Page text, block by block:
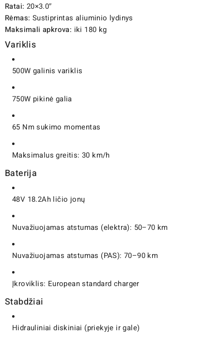
Ratai: 20×3.0″
Rėmas: Sustiprintas aliuminio lydinys
Maksimali apkrova: iki 180 kg
Variklis
500W galinis variklis
750W pikinė galia
65 Nm sukimo momentas
Maksimalus greitis: 30 km/h
Baterija
48V 18.2Ah ličio jonų
Nuvažiuojamas atstumas (elektra): 50–70 km
Nuvažiuojamas atstumas (PAS): 70–90 km
Įkroviklis: European standard charger
Stabdžiai
Hidrauliniai diskiniai (priekyje ir gale)